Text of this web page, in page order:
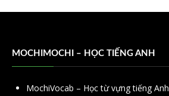
MOCHIMOCHI – HỌC TIẾNG ANH
MochiVocab – Học từ vựng tiếng Anh